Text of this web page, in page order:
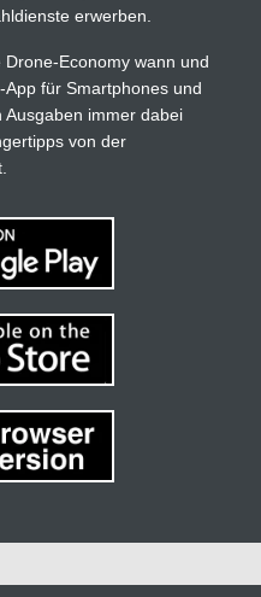
erwerben.
Economy wann und
-App für Smartphones und
Ausgaben immer dabei
von der